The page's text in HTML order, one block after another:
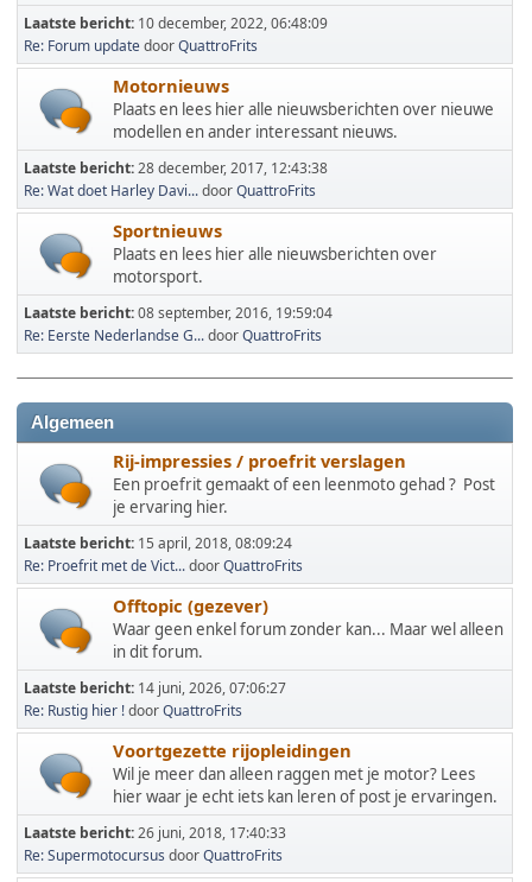
Laatste bericht: 10 december, 2022, 06:48:09
Re: Forum updatedoorQuattroFrits
Motornieuws
Plaats en lees hier alle nieuwsberichten over nieuwe
modellen en ander interessant nieuws.
Laatste bericht:28 december, 2017, 12:43:38
Re: Wat doet Harley Davi...doorQuattroFrits
Sportnieuws
Plaats en lees hier alle nieuwsberichten over
motorsport.
Laatste bericht:08 september, 2016, 19:59:04
Re: Eerste Nederlandse G...doorQuattroFrits
Algemeen
Rij-impressies / proefrit verslagen
Een proefrit gemaakt of een leenmoto gehad ? Post
je ervaring hier.
Laatste bericht: 15 april, 2018, 08:09:24
Re: Proefrit met de Vict...doorQuattroFrits
Offtopic (gezever)
Waar geen enkel forum zonder kan... Maar wel alleen
in dit forum.
Laatste bericht: 14 juni, 2026, 07:06:27
Re: Rustig hier !doorQuattroFrits
Voortgezette rijopleidingen
Wil je meer dan alleen raggen met je motor? Lees
hier waar je echt iets kan leren of post je ervaringen.
Laatste bericht:26 juni, 2018, 17:40:33
Re: Supermotocursus doorQuattroFrits